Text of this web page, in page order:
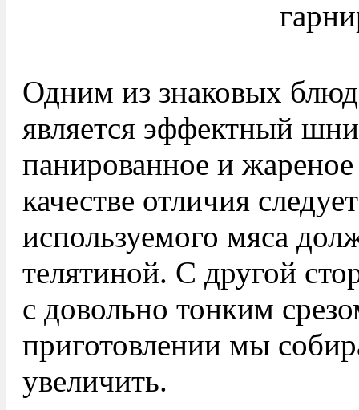
Одним из знаковых
является эффектный
панированное и
качестве отличия
используемого мяса
телятиной. С другой
с довольно тонким
приготовлении мы
увеличить.